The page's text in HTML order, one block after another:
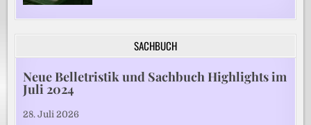
SACHBUCH
Neue Belletristik und Sachbuch Highlights im
Juli 2024
28. Juli 2026